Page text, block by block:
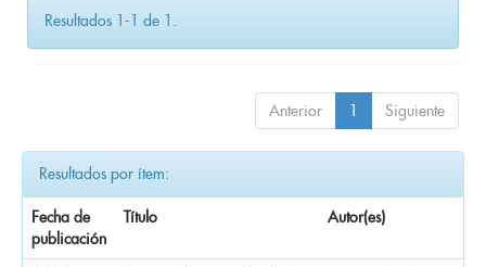
Resultados 1-1 de 1.
Anterior 1 Siguiente
Resultados por ítem:
Fecha de
publicación
Título Autor(es)